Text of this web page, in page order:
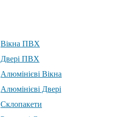
Вікна ПВХ
Двері ПВХ
Алюмінієві Вікна
Алюмінієві Двері
Склопакети